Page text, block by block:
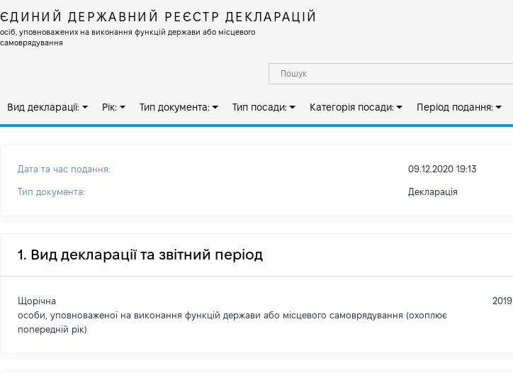
ЄДИНИЙ ДЕРЖАВНИЙ РЕЄСТР ДЕКЛАРАЦІЙ
осіб, уповноважених на виконання функцій держави або місцевого
самоврядування
Вид декларації: Рік: Тип документа: Тип посади: Категорія посади: Період подання:
Дата та час подання: 09.12.2020 19:13
Тип документа: Декларація
1. Вид декларації та звітний період
Щорічна
особи, уповноваженої на виконання функцій держави або місцевого самоврядування (охоплює
попередній рік)
2019